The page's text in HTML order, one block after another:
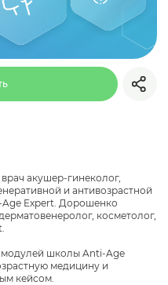
акушер-гинеколог,
и антивозрастной
Expert. Дорошенко
косметолог,
модулей школы Anti-Age
медицину и
кейсом.